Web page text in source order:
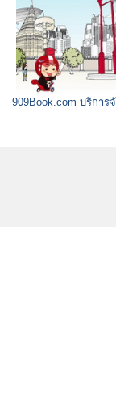
909Book.com บริการ